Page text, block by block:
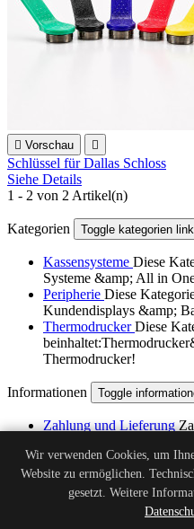
 Vorschau 
Schlüssel für Dallas Schloss
Siehe Details
1 - 2 von 2 Artikel(n)
Wir verwenden Cookies, um
Website zu ermöglichen.
gesetzt. Weitere
Kategorien Toggle kategorien
Kassensysteme Diese
Systeme &amp; All in
Peripherie Diese
Kundendisplays &amp;
ThermodruckerDiese
Thermodrucker!
Informationen Toggle
Zahlung und Lieferung
AGBAllgemeine
Über unsLernen sie uns
Datenschutz
Kassensysteme GmbH
Batterieverordnung